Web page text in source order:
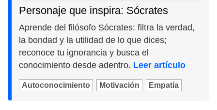
Personaje que inspira: Sócrates
Aprende del filósofo Sócrates: filtra la verdad,
la bondad y la utilidad de lo que dices;
reconoce tu ignorancia y busca el
conocimiento desde adentro. Leer artículo
Autoconocimiento Motivación Empatía